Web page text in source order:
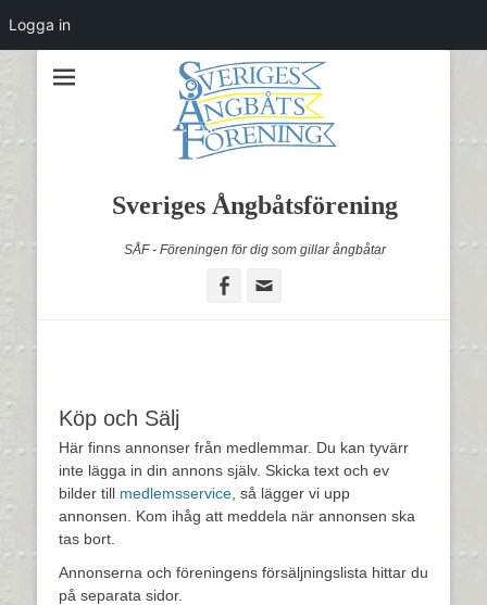
Sveriges Ångbåtsförening
SÅF - Föreningen för dig som gillar ångbåtar
Facebook
Köp och Sälj
Här finns annonser från medlemmar. Du kan tyvärr
inte lägga in din annons själv. Skicka text och ev
bilder till medlemsservice , så lägger vi upp
annonsen. Kom ihåg att meddela när annonsen ska
tas bort.
Annonserna och föreningens försäljningslista hittar du
på separata sidor.
Logga in